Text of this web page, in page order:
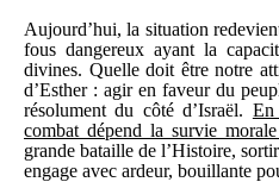
Aujourd’hui, la situation
fous dangereux ayant la
divines. Quelle doit être notre
d’Esther : agir en faveur du
résolument du côté d’Israël. En
combat dépend la survie
grande bataille de l’Histoire,
engage avec ardeur, bouillante